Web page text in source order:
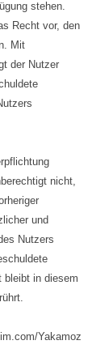
stehen.
Recht vor, den
Mit
der Nutzer
nicht,
und
Nutzers
bleibt in diesem
Yakamoz